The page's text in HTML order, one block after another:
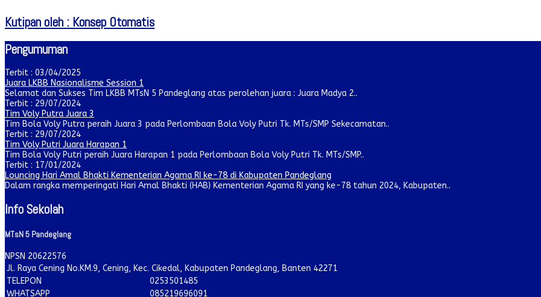
Kutipan oleh : Konsep Otomatis
Pengumuman
Terbit : 03/04/2025
Juara LKBB Nasionalisme Session 1
Selamat dan Sukses Tim LKBB MTsN 5 Pandeglang atas perolehan juara : Juara Madya 2..
Terbit : 29/07/2024
Tim Voly Putra Juara 3
Tim Bola Voly Putra peraih Juara 3 pada Perlombaan Bola Voly Putri Tk. MTs/SMP Sekecamatan..
Terbit : 29/07/2024
Tim Voly Putri Juara Harapan 1
Tim Bola Voly Putri peraih Juara Harapan 1 pada Perlombaan Bola Voly Putri Tk. MTs/SMP..
Terbit : 17/01/2024
Louncing Hari Amal Bhakti Kementerian Agama RI ke-78 di Kabupaten Pandeglang
Dalam rangka memperingati Hari Amal Bhakti (HAB) Kementerian Agama RI yang ke-78 tahun 2024, Kabupaten..
Info Sekolah
MTsN 5 Pandeglang
NPSN 20622576
Jl. Raya Cening No.KM.9, Cening, Kec. Cikedal, Kabupaten Pandeglang, Banten 42271
TELEPON
0253501485
WHATSAPP
085219696091